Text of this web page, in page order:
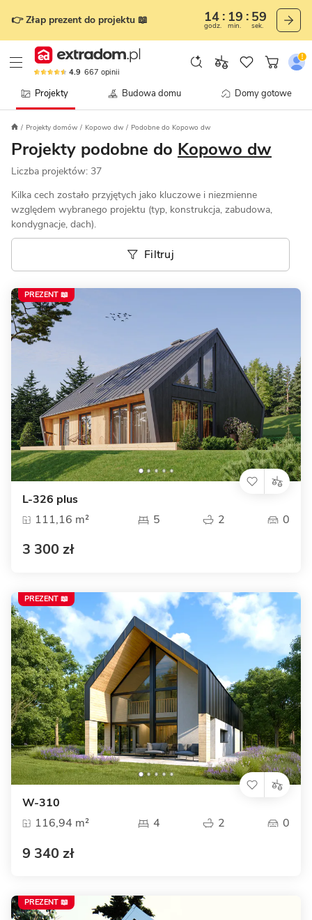
👉 Złap prezent do projektu 📖 14
godz.
19
min.
57
sek.
4.9 667 opinii
Projekty Budowa domu Domy gotowe
Projekty domów Kopowo dw Podobne do Kopowo dw
Projekty podobne do Kopowo dw
Liczba projektów: 37
Kilka cech zostało przyjętych jako kluczowe i niezmienne
względem wybranego projektu (typ, konstrukcja, zabudowa,
kondygnacje, dach).
Filtruj
L-326 plus
111,16 m²
5 2 0
3 300 zł
PREZENT 📖
W-310
116,94 m²
4 2 0
9 340 zł
PREZENT 📖
PREZENT 📖